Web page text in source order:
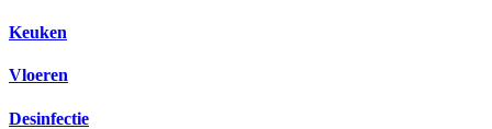
Keuken
Vloeren
Desinfectie